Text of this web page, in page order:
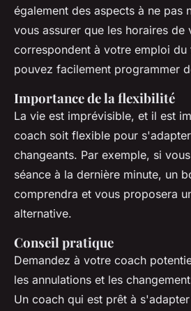
également des aspects à ne pas
vous assurer que les horaires de
correspondent à votre emploi du
pouvez facilement programmer
Importance de la flexibilité
La vie est imprévisible, et il est
coach soit flexible pour
changeants. Par exemple, si
séance à la dernière minute, un
comprendra et vous proposera
alternative.
Conseil pratique
Demandez à votre coach
les annulations et les
Un coach qui est prêt à